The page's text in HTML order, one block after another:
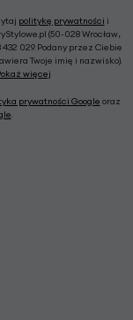
politykę prywatności i
(50-028 Wrocław,
029. Podany przez Ciebie
Twoje imię i nazwisko).
więcej
prywatności Google oraz
.